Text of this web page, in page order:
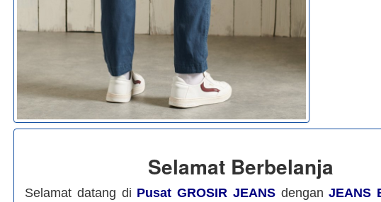
Selamat Berbelanja
Selamat datang di Pusat GROSIR JEANSdenganJEANS